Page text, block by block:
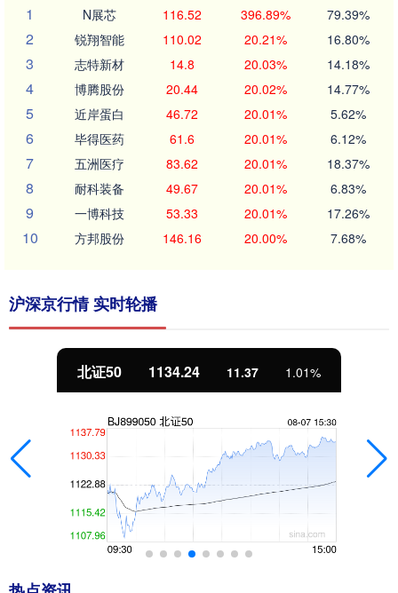
1
N展芯 116.52 396.89% 79.39%
2 锐翔智能 110.02 20.21% 16.80%
3 志特新材 14.8 20.03% 14.18%
4 博腾股份 20.44 20.02% 14.77%
5 近岸蛋白 46.72 20.01% 5.62%
6 毕得医药 61.6 20.01% 6.12%
7 五洲医疗 83.62 20.01% 18.37%
8 耐科装备 49.67 20.01% 6.83%
9 一博科技 53.33 20.01% 17.26%
10 方邦股份 146.16 20.00% 7.68%
沪深京行情 实时轮播
北证50 1134.24 11.37 1.01%